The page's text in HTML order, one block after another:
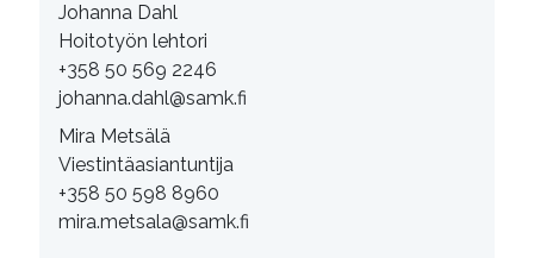
Johanna Dahl
Hoitotyön lehtori
+358 50 569 2246
johanna.dahl@samk.fi
Mira Metsälä
Viestintäasiantuntija
+358 50 598 8960
mira.metsala@samk.fi